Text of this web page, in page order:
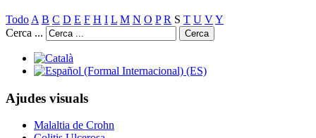
Todo A B C D E F H I L M N O P R S T U VY
Cerca ...
Cerca
Ajudes visuals
Malaltia de Crohn